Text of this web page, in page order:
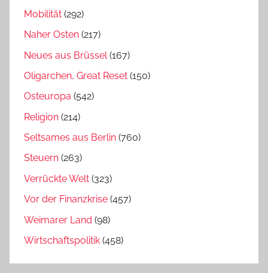
Mobilität (292)
Naher Osten (217)
Neues aus Brüssel (167)
Oligarchen, Great Reset (150)
Osteuropa (542)
Religion (214)
Seltsames aus Berlin (760)
Steuern (263)
Verrückte Welt (323)
Vor der Finanzkrise (457)
Weimarer Land (98)
Wirtschaftspolitik (458)